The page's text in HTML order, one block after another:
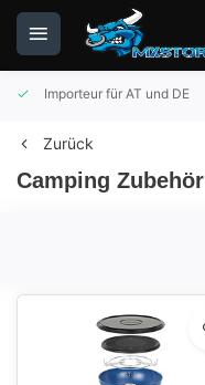
Importeur für AT und DE
Zurück
Camping Zubehör